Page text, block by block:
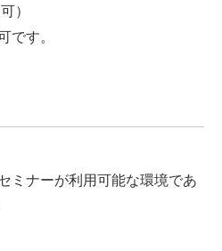
）
す。
ミナーが利用可能な環境であ